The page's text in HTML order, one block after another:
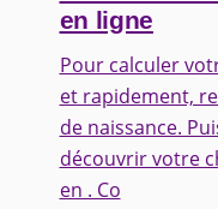
en ligne
Pour calculer
et rapidement,
de naissance.
découvrir votre
en . Co